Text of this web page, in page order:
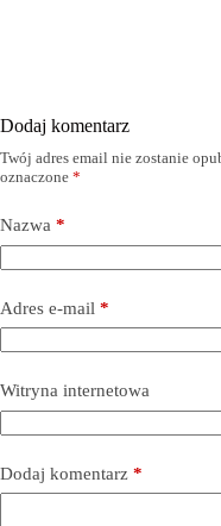
Dodaj komentarz
Twój adres email nie zostanie
oznaczone *
Nazwa *
Adres e-mail *
Witryna internetowa
Dodaj komentarz *